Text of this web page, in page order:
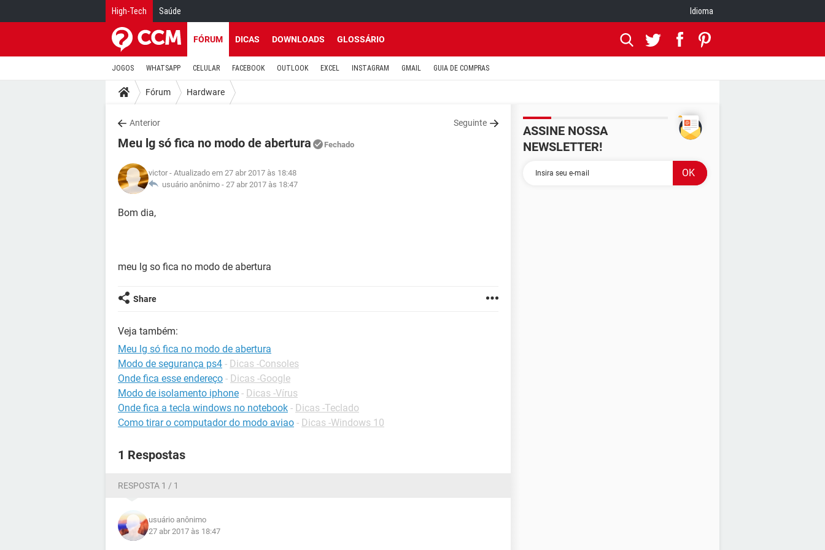
High-Tech Saúde Idioma
FÓRUM DICAS DOWNLOADS GLOSSÁRIO
JOGOS WHATSAPP CELULAR FACEBOOK OUTLOOK EXCEL INSTAGRAM GMAIL GUIA DE COMPRAS
Fórum Hardware
Anterior Seguinte
Meu lg só fica no modo de abertura Fechado
victor - Atualizado em 27 abr 2017 às 18:48
usuário anônimo - 27 abr 2017 às 18:47
Bom dia,
meu lg so fica no modo de abertura
Share
Veja também:
Meu lg só fica no modo de abertura
Modo de segurança ps4 - Dicas -Consoles
Onde fica esse endereço - Dicas -Google
Modo de isolamento iphone - Dicas -Vírus
Onde fica a tecla windows no notebook - Dicas -Teclado
Como tirar o computador do modo aviao - Dicas -Windows 10
1 Respostas
RESPOSTA 1 / 1
usuário anônimo
27 abr 2017 às 18:47
ASSINE NOSSA
NEWSLETTER!